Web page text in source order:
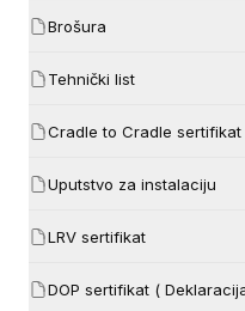
Brošura
Tehnički list
Cradle to Cradle sertifikat
Uputstvo za instalaciju
LRV sertifikat
DOP sertifikat (